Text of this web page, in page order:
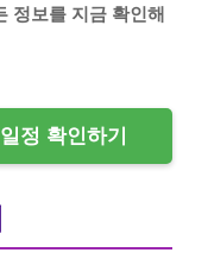
정보를 지금 확인해
정 확인하기